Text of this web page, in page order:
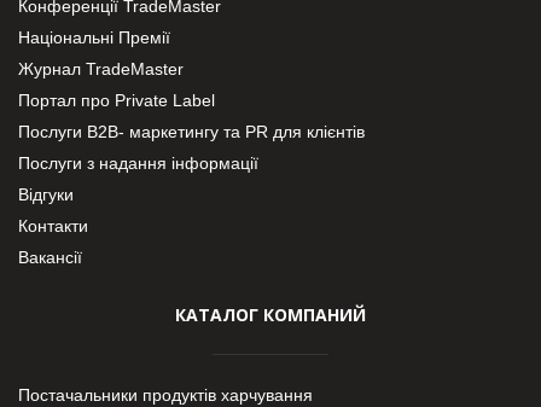
Конференції TradeMaster
Національні Премії
Журнал TradeMaster
Портал про Private Label
Послуги В2В- маркетингу та PR для клієнтів
Послуги з надання інформації
Відгуки
Контакти
Вакансії
КАТАЛОГ КОМПАНИЙ
Постачальники продуктів харчування